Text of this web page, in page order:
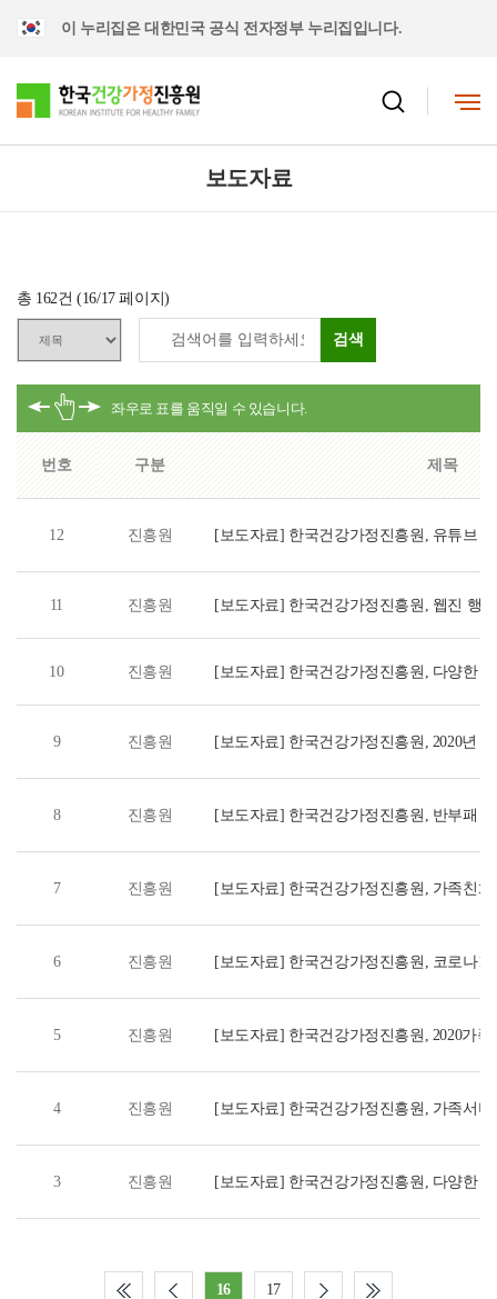
이 누리집은 대한민국 공식 전자정부 누리집입니다.
보도자료
총 162건 (16/17 페이지)
검색
번호 구분 제목
12 진흥원 [보도자료] 한국건강가정진흥원, 유튜브
11 진흥원
[보도자료] 한국건강가정진흥원, 웹진 행
10 진흥원
[보도자료] 한국건강가정진흥원, 다양한
9 진흥원 [보도자료] 한국건강가정진흥원, 2020년
8 진흥원
[보도자료] 한국건강가정진흥원, 반부패
7 진흥원 [보도자료] 한국건강가정진흥원, 가족친
6 진흥원 [보도자료] 한국건강가정진흥원, 코로나
5 진흥원
[보도자료] 한국건강가정진흥원, 2020가
4 진흥원
[보도자료] 한국건강가정진흥원, 가족서
3 진흥원
[보도자료] 한국건강가정진흥원, 다양한
16 17